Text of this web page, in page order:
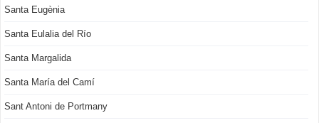
Santa Eugènia
Santa Eulalia del Río
Santa Margalida
Santa María del Camí
Sant Antoni de Portmany